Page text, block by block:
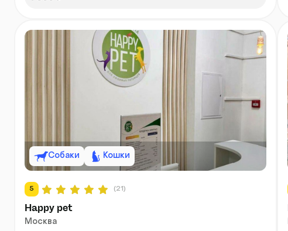
Собаки Кошки
5 (21)
Happy pet
Москва